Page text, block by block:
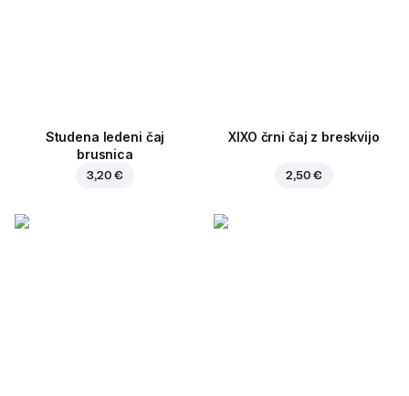
Studena ledeni čaj
brusnica
3,20 €
XIXO črni čaj z breskvijo
2,50 €